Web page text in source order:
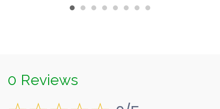
0 Reviews